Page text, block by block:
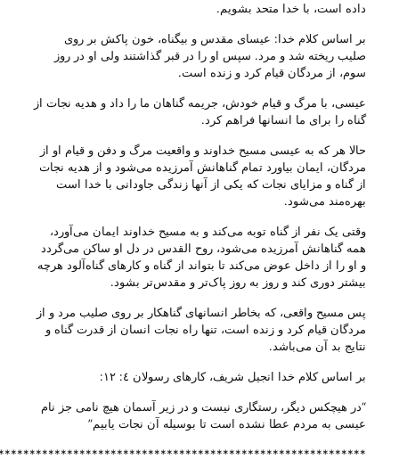
داده است، با خدا متحد بشويم.
بر اساس کلام خدا: عيسای مقدس و بيگناه، خون پاکش بر روی
صليب ريخته شد و مرد. سپس او را در قبر گذاشتند ولی او در روز
سوم، از مردگان قيام کرد و زنده است.
عيسی، با مرگ و قيام خودش، جريمه گناهان ما را داد و هديه نجات از
گناه را برای ما انسانها فراهم کرد.
حالا هر که به عيسی مسيح خداوند و واقعيت مرگ و دفن و قيام او از
مردگان، ايمان بياورد تمام گناهانش آمرزيده می‌شود و از هديه نجات
از گناه و مزايای نجات که يکی از آنها زندگی جاودانی با خدا است
بهره‌مند می‌شود.
وقتی يک نفر از گناه توبه می‌کند و به مسيح خداوند ايمان می‌آورد،
همه گناهانش آمرزيده می‌شود، روح القدس در دل او ساکن می‌گردد
و او را از داخل عوض می‌کند تا بتواند از گناه و کارهای گناه‌آلود هرچه
بيشتر دوری کند و روز به روز پاک‌‌تر و مقدس‌تر بشود.
پس مسيح واقعی، که بخاطر انسانهای گناهکار بر روی صليب مرد و از
مردگان قيام کرد و زنده است، تنها راه نجات انسان از قدرت گناه و
نتايج بد آن می‌باشد.
بر اساس کلام خدا انجيل شريف، کارهای رسولان ٤: ١٢:
“در هيچکس ديگر، رستگاری نيست و در زير آسمان هيچ نامی جز نام
عيسی به مردم عطا نشده است تا بوسيله آن نجات يابيم”